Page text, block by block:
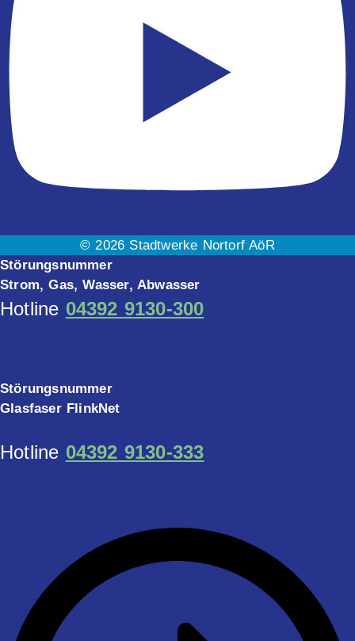
© 2026 Stadtwerke Nortorf AöR
Störungsnummer
Strom, Gas, Wasser, Abwasser
Hotline 04392 9130-300
Störungsnummer
Glasfaser FlinkNet
Hotline 04392 9130-333